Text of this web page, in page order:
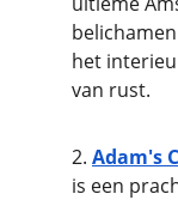
het
van rust.
2. Adam's
is een